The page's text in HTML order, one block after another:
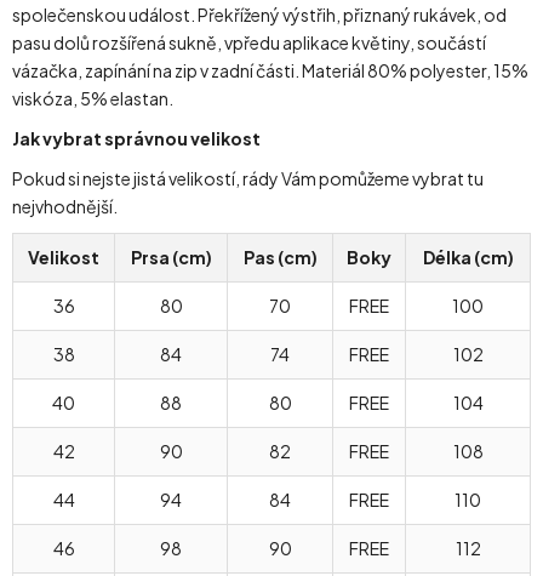
společenskou událost. Překřížený výstřih, přiznaný rukávek, od
pasu dolů rozšířená sukně, vpředu aplikace květiny, součástí
vázačka, zapínání na zip v zadní části. Materiál 80% polyester, 15%
viskóza, 5% elastan.
Jak vybrat správnou velikost
Pokud si nejste jistá velikostí, rády Vám pomůžeme vybrat tu
nejvhodnější.
Velikost Prsa (cm) Pas (cm) Boky Délka (cm)
36 80 70 FREE 100
38 84 74 FREE 102
40 88 80 FREE 104
42 90 82 FREE 108
44 94 84 FREE 110
46 98 90 FREE 112